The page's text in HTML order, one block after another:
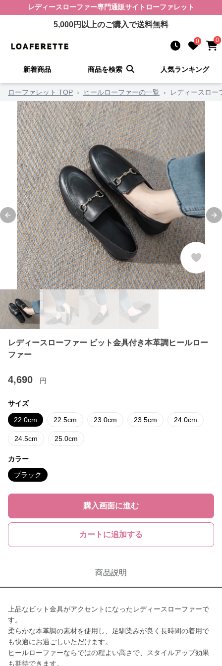
レディースローファー専門通販サイト ローファレット
5,000円以上のご購入で送料無料
0 0
新着商品 商品を検索 人気ランキング
ローファレット TOP › ヒールローファーの一覧 › レディースロー
Previous slide
レディースローファー ビット金具付き本革調ヒールロー
ファー
4,690 円
サイズ
22.0cm 22.5cm 23.0cm 23.5cm 24.0cm
24.5cm 25.0cm
カラー
ブラック
購入画面に進む
カートに追加する
商品説明
上品なビット金具がアクセントになったレディースローファーで
す。
柔らかな本革調の素材を使用し、足馴染みが良く長時間の着用で
も快適にお過ごしいただけます。
ヒールローファーならではの程よい高さで、スタイルアップ効果
も期待できます。